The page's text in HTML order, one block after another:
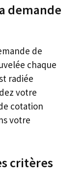
demande
de
chaque
radiée
votre
cotation
votre
critères